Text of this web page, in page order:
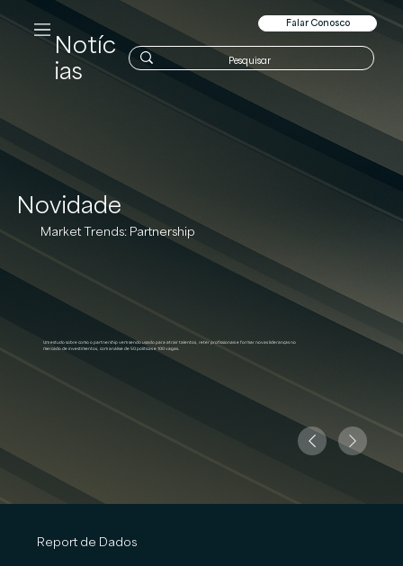
Notíc
ias
Falar Conosco
Novidade
Market Trends: Partnership
Um estudo sobre como o partnership vem sendo usado para atrair talentos, reter profissionais e formar novas lideranças no
mercado de investimentos, com análise de 50 políticas e 100 vagas.
Report de Dados